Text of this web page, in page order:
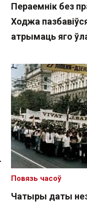
Спасылка без VPN
Пераемнік без
Ходжа
атрымаць яго
Чатыры даты
Повязь часоў